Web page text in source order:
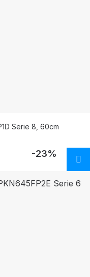
Serie 8, 60cm
-23%